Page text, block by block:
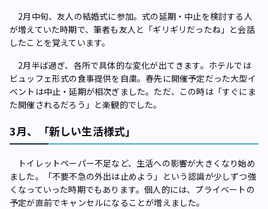
2月中旬、友人の結婚式に参加。式の延期・中止を検討する人
が増えていた時期で、筆者も友人と「ギリギリだったね」と会話
したことを覚えています。
2月半ば過ぎ、各所で具体的な変化が出てきます。ホテルでは
ビュッフェ形式の食事提供を自粛。春先に開催予定だった大型イ
ベントは中止・延期が相次ぎました。ただ、この時は「すぐにま
た開催されるだろう」と楽観的でした。
3月、「新しい生活様式」
トイレットペーパー不足など、生活への影響が大きくなり始め
ました。「不要不急の外出は止めよう」という認識が少しずつ強
くなっていった時期でもあります。個人的には、プライベートの
予定が直前でキャンセルになることが増えました。